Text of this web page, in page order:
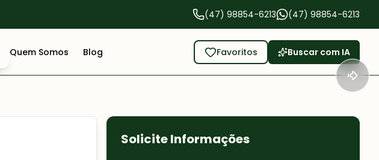
(47) 98854-6213 (47) 98854-6213
Quem Somos Blog Favoritos Buscar com IA
Solicite Informações